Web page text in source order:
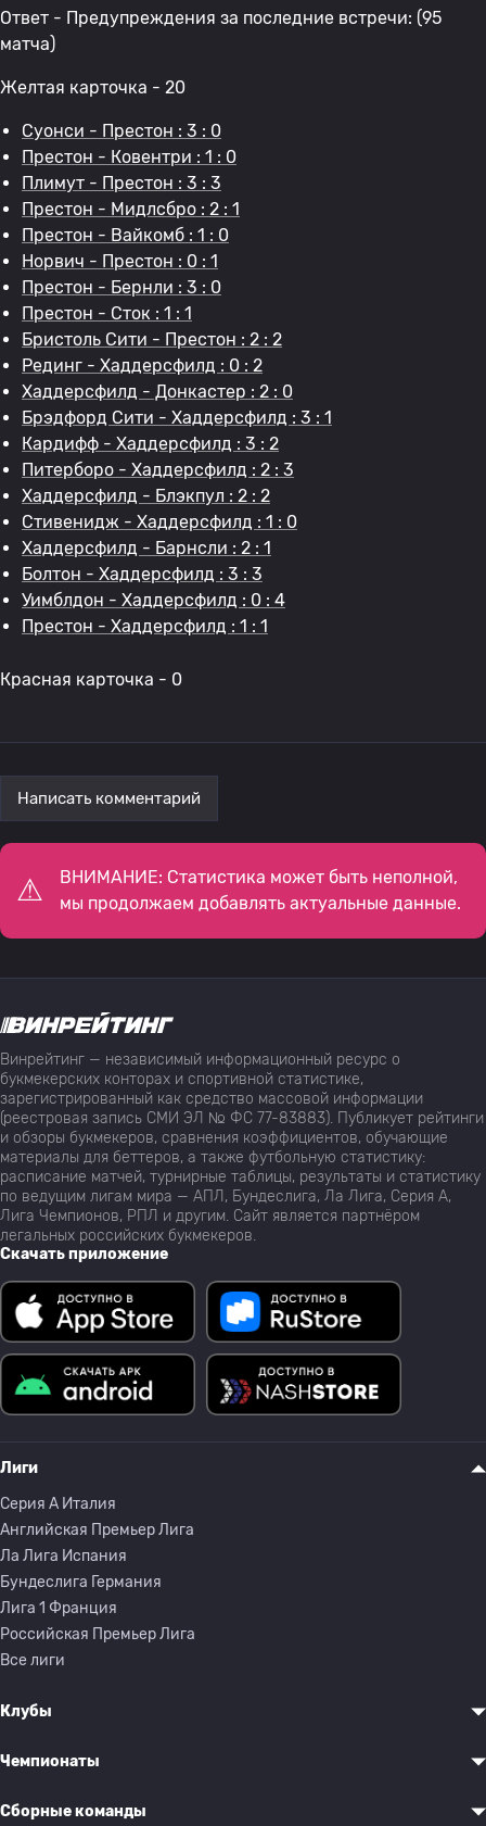
Ответ - Предупреждения за последние встречи: (95
матча)
Желтая карточка - 20
Суонси - Престон : 3 : 0
Престон - Ковентри : 1 : 0
Плимут - Престон : 3 : 3
Престон - Мидлсбро : 2 : 1
Престон - Вайкомб : 1 : 0
Норвич - Престон : 0 : 1
Престон - Бернли : 3 : 0
Престон - Сток : 1 : 1
Бристоль Сити - Престон : 2 : 2
Рединг - Хаддерсфилд : 0 : 2
Хаддерсфилд - Донкастер : 2 : 0
Брэдфорд Сити - Хаддерсфилд : 3 : 1
Кардифф - Хаддерсфилд : 3 : 2
Питерборо - Хаддерсфилд : 2 : 3
Хаддерсфилд - Блэкпул : 2 : 2
Стивенидж - Хаддерсфилд : 1 : 0
Хаддерсфилд - Барнсли : 2 : 1
Болтон - Хаддерсфилд : 3 : 3
Уимблдон - Хаддерсфилд : 0 : 4
Престон - Хаддерсфилд : 1 : 1
Красная карточка - 0
Написать комментарий
ВНИМАНИЕ: Статистика может быть неполной,
мы продолжаем добавлять актуальные данные.
Винрейтинг — независимый информационный ресурс о
букмекерских конторах и спортивной статистике,
зарегистрированный как средство массовой информации
(реестровая запись СМИ ЭЛ № ФС 77-83883). Публикует рейтинги
и обзоры букмекеров, сравнения коэффициентов, обучающие
материалы для беттеров, а также футбольную статистику:
расписание матчей, турнирные таблицы, результаты и статистику
по ведущим лигам мира — АПЛ, Бундеслига, Ла Лига, Серия А,
Лига Чемпионов, РПЛ и другим. Сайт является партнёром
легальных российских букмекеров.
Скачать приложение
Лиги
Серия A Италия
Английская Премьер Лига
Ла Лига Испания
Бундеслига Германия
Лига 1 Франция
Российская Премьер Лига
Все лиги
Клубы
Чемпионаты
Сборные команды